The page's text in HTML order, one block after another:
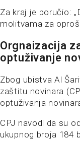
Za kraj je poručio:
molitvama za
Orgnaizacija
optuživanje
Zbog ubistva Al
zaštitu novinara
optuživanja
CPJ navodi da su
ukupnog broja 184